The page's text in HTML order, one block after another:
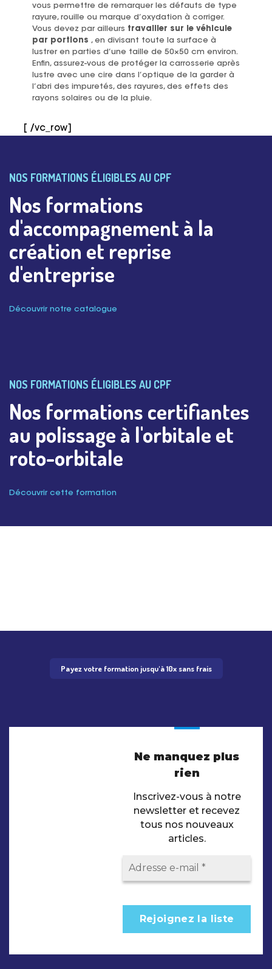
vous permettre de remarquer les défauts de type
rayure, rouille ou marque d’oxydation à corriger.
Vous devez par ailleurs travailler sur le véhicule
par portions , en divisant toute la surface à
lustrer en parties d’une taille de 50×50 cm environ.
Enfin, assurez-vous de protéger la carrosserie après
lustre avec une cire dans l’optique de la garder à
l’abri des impuretés, des rayures, des effets des
rayons solaires ou de la pluie.
[ /vc_row]
NOS FORMATIONS ÉLIGIBLES AU CPF
Nos formations
d'accompagnement à la
création et reprise
d'entreprise
Découvrir notre catalogue
NOS FORMATIONS ÉLIGIBLES AU CPF
Nos formations certifiantes
au polissage à l'orbitale et
roto-orbitale
Découvrir cette formation
Payez votre formation jusqu'à 10x sans frais
Ne manquez plus
rien
Inscrivez-vous à notre
newsletter et recevez
tous nos nouveaux
articles.